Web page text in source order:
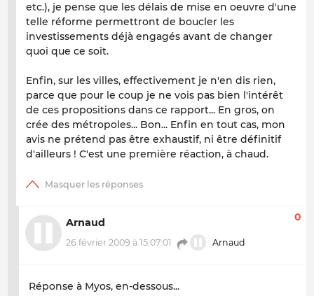
etc.), je pense que les délais de mise en oeuvre d'une
telle réforme permettront de boucler les
investissements déjà engagés avant de changer
quoi que ce soit.
Enfin, sur les villes, effectivement je n'en dis rien,
parce que pour le coup je ne vois pas bien l'intérêt
de ces propositions dans ce rapport... En gros, on
crée des métropoles... Bon... Enfin en tout cas, mon
avis ne prétend pas être exhaustif, ni être définitif
d'ailleurs ! C'est une première réaction, à chaud.
Arnaud
26 février 2009 à 15:07:01 Arnaud
0
Réponse à Myos, en-dessous...